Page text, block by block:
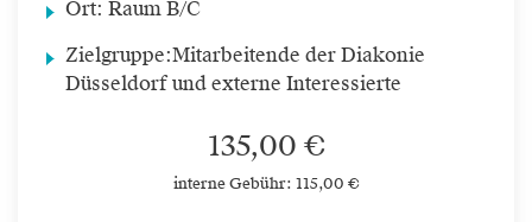
Ort: Raum B/C
Zielgruppe:Mitarbeitende der Diakonie
Düsseldorf und externe Interessierte
135,00 €
interne Gebühr: 115,00 €